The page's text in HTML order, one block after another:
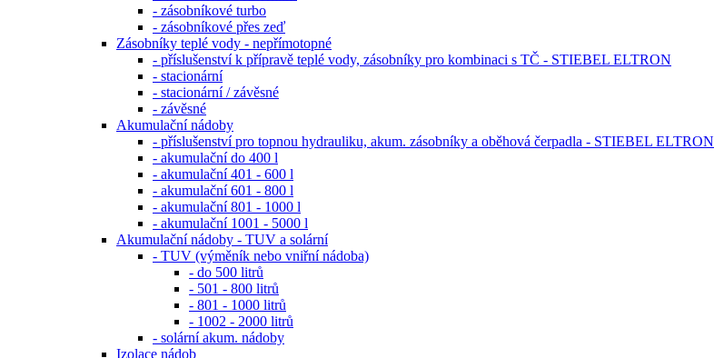
- zásobníkové turbo
- zásobníkové přes zeď
Zásobníky teplé vody - nepřímotopné
- příslušenství k přípravě teplé vody, zásobníky pro kombinaci s TČ - STIEBEL ELTRON
- stacionární
- stacionární / závěsné
- závěsné
Akumulační nádoby
- příslušenství pro topnou hydrauliku, akum. zásobníky a oběhová čerpadla - STIEBEL ELTRON
- akumulační do 400 l
- akumulační 401 - 600 l
- akumulační 601 - 800 l
- akumulační 801 - 1000 l
- akumulační 1001 - 5000 l
Akumulační nádoby - TUV a solární
- TUV (výměník nebo vniřní nádoba)
- do 500 litrů
- 501 - 800 litrů
- 801 - 1000 litrů
- 1002 - 2000 litrů
- solární akum. nádoby
Izolace nádob